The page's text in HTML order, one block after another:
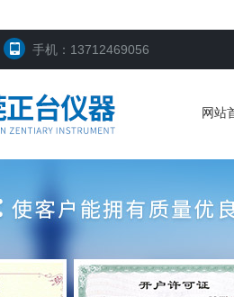
手机：13712469056
网站